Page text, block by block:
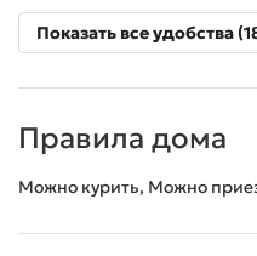
Показать все удобства
Правила дома
Можно курить, Можно